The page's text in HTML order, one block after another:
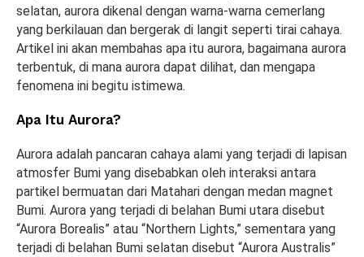
selatan, aurora dikenal dengan warna-warna cemerlang
yang berkilauan dan bergerak di langit seperti tirai cahaya.
Artikel ini akan membahas apa itu aurora, bagaimana aurora
terbentuk, di mana aurora dapat dilihat, dan mengapa
fenomena ini begitu istimewa.
Apa Itu Aurora?
Aurora adalah pancaran cahaya alami yang terjadi di lapisan
atmosfer Bumi yang disebabkan oleh interaksi antara
partikel bermuatan dari Matahari dengan medan magnet
Bumi. Aurora yang terjadi di belahan Bumi utara disebut
“Aurora Borealis” atau “Northern Lights,” sementara yang
terjadi di belahan Bumi selatan disebut “Aurora Australis”